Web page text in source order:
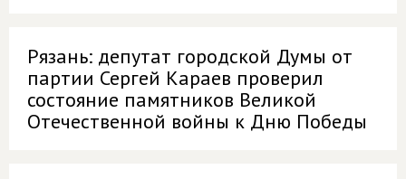
Рязань: депутат городской Думы от
партии Сергей Караев проверил
состояние памятников Великой
Отечественной войны к Дню Победы